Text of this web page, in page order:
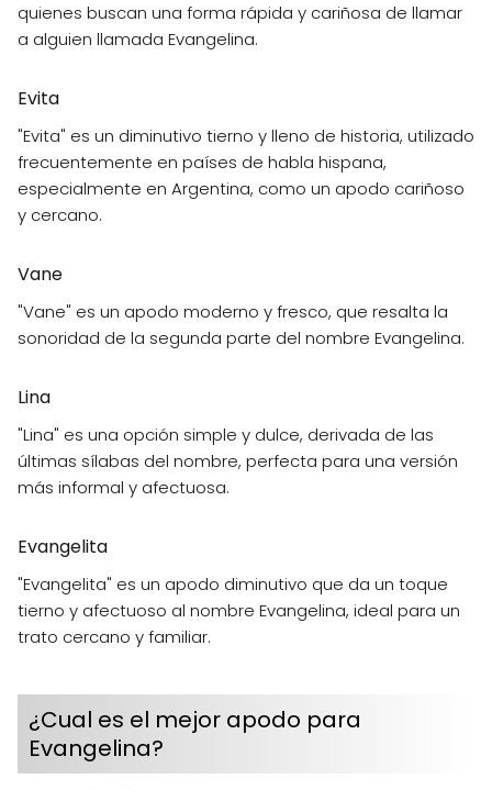
quienes buscan una forma rápida y cariñosa de llamar
a alguien llamada Evangelina.
Evita
"Evita" es un diminutivo tierno y lleno de historia, utilizado
frecuentemente en países de habla hispana,
especialmente en Argentina, como un apodo cariñoso
y cercano.
Vane
"Vane" es un apodo moderno y fresco, que resalta la
sonoridad de la segunda parte del nombre Evangelina.
Lina
"Lina" es una opción simple y dulce, derivada de las
últimas sílabas del nombre, perfecta para una versión
más informal y afectuosa.
Evangelita
"Evangelita" es un apodo diminutivo que da un toque
tierno y afectuoso al nombre Evangelina, ideal para un
trato cercano y familiar.
¿Cual es el mejor apodo para
Evangelina?